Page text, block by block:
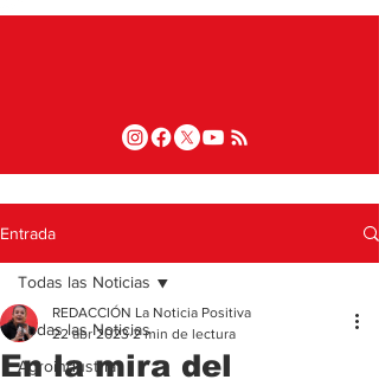
Entrada
Todas las Noticias
Agroindustria
Todas las Noticias
En la mira del
REDACCIÓN La Noticia Positiva
22 abr 2023 2 min de lectura